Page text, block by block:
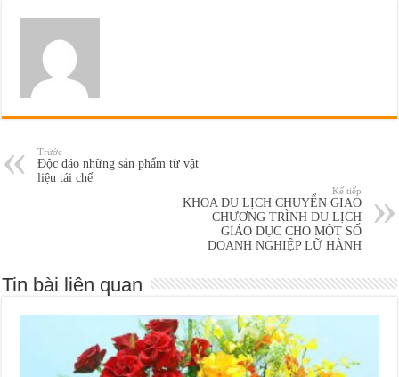
Trước
Độc đáo những sản phẩm từ vật
liệu tái chế
Kế tiếp
KHOA DU LỊCH CHUYỂN GIAO
CHƯƠNG TRÌNH DU LỊCH
GIÁO DỤC CHO MỘT SỐ
DOANH NGHIỆP LỮ HÀNH
Tin bài liên quan